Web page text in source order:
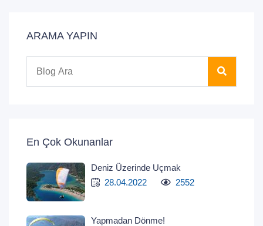
ARAMA YAPIN
En Çok Okunanlar
Deniz Üzerinde Uçmak
28.04.2022
2552
Yapmadan Dönme!